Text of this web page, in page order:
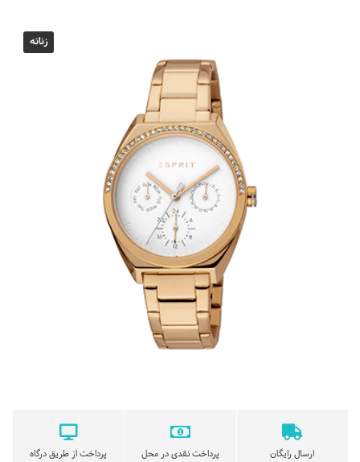
زنانه
ارسال رایگان
پرداخت نقدی در محل
پرداخت از طریق درگاه